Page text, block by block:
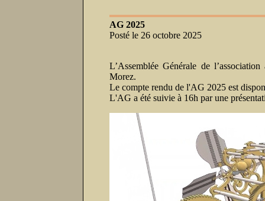
AG 2025
Posté le 26 octobre 2025
L’Assemblée Générale de
Morez.
Le compte rendu de l'AG 2025 est
L'AG a été suivie à 16h par une